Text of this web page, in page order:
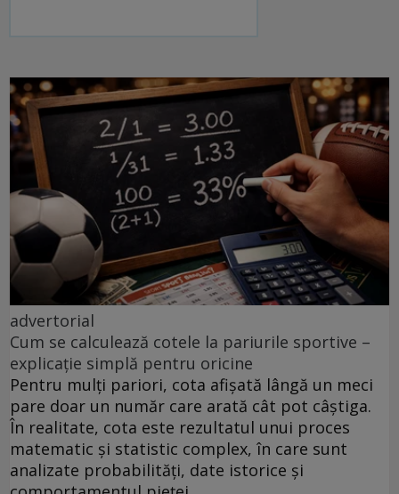
advertorial
Cum se calculează cotele la pariurile sportive –
explicație simplă pentru oricine
Pentru mulți pariori, cota afișată lângă un meci
pare doar un număr care arată cât pot câștiga.
În realitate, cota este rezultatul unui proces
matematic și statistic complex, în care sunt
analizate probabilități, date istorice și